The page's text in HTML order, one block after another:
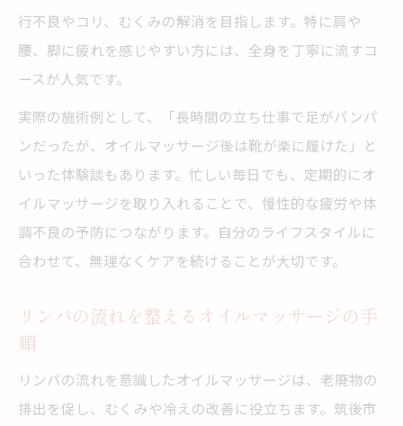
ト
リラックス重視のオイルマッサージ体験談
リンパケア重視の施術がもたらす変化に注
目
アロマやタイ式など多彩な施術の特徴比較
オイルマッサージ習慣が健康に与える変化
オイルマッサージ習慣が体調に与える効果
継続することで感じる心身のポジティブ変
化
筑後で実践するオイルマッサージの健康効
日常にオイルマッサージを取り入れるコツ
行不良やコリ、むくみの解消を目指します。特に肩や
腰、脚に疲れを感じやすい方には、全身を丁寧に流すコ
ースが人気です。
実際の施術例として、「長時間の立ち仕事で足がパンパ
ンだったが、オイルマッサージ後は靴が楽に履けた」と
いった体験談もあります。忙しい毎日でも、定期的にオ
イルマッサージを取り入れることで、慢性的な疲労や体
調不良の予防につながります。自分のライフスタイルに
合わせて、無理なくケアを続けることが大切です。
リンパの流れを整えるオイルマッサージの手
順
リンパの流れを意識したオイルマッサージは、老廃物の
排出を促し、むくみや冷えの改善に役立ちます。筑後市